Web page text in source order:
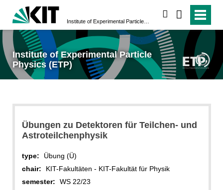
Institute of Experimental Particle
Physics (ETP)
Übungen zu Detektoren für Teilchen- und
Astroteilchenphysik
type:
Übung (Ü)
chair:
KIT-Fakultäten - KIT-Fakultät für Physik
semester:
WS 22/23